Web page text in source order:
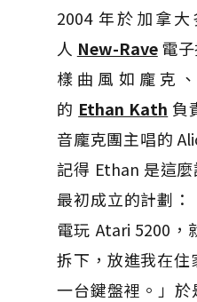
2004 年於加拿
人 New-Rave電子
樣曲風如龐克
的 Ethan Kath 負
音龐克團主唱的
記得 Ethan 是這
最初成立的計劃
電玩 Atari 5200，
拆下，放進我在
一台鍵盤裡。」